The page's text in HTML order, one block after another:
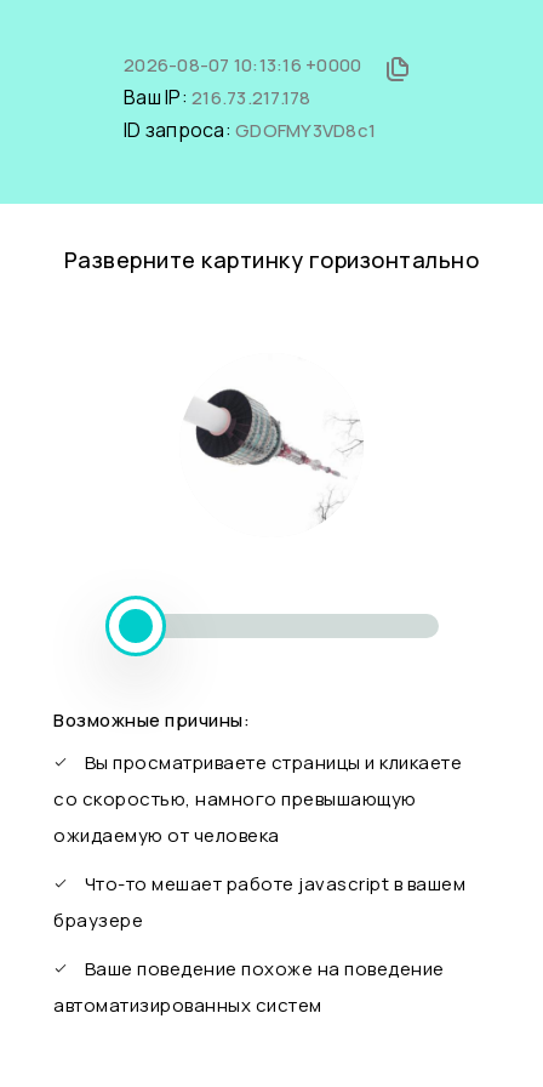
2026-08-07 10:13:16 +0000
Ваш IP: 216.73.217.178
ID запроса: GDOFMY3VD8c1
Разверните картинку горизонтально
Возможные причины:
Вы просматриваете страницы и кликаете
со скоростью, намного превышающую
ожидаемую от человека
Что-то мешает работе javascript в вашем
браузере
Ваше поведение похоже на поведение
автоматизированных систем